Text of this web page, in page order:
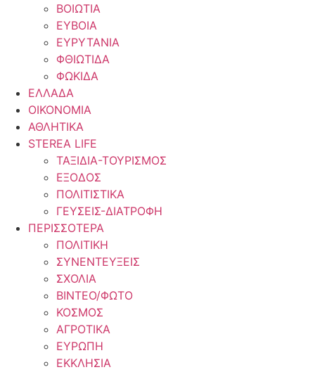
ΒΟΙΩΤΙΑ
ΕΥΒΟΙΑ
ΕΥΡΥΤΑΝΙΑ
ΦΘΙΩΤΙΔΑ
ΦΩΚΙΔΑ
ΕΛΛΑΔΑ
ΟΙΚΟΝΟΜΙΑ
ΑΘΛΗΤΙΚΑ
STEREA LIFE
ΤΑΞΙΔΙΑ-ΤΟΥΡΙΣΜΟΣ
ΕΞΟΔΟΣ
ΠΟΛΙΤΙΣΤΙΚΑ
ΓΕΥΣΕΙΣ-ΔΙΑΤΡΟΦΗ
ΠΕΡΙΣΣΟΤΕΡΑ
ΠΟΛΙΤΙΚΗ
ΣΥΝΕΝΤΕΥΞΕΙΣ
ΣΧΟΛΙΑ
ΒΙΝΤΕΟ/ΦΩΤΟ
ΚΟΣΜΟΣ
ΑΓΡΟΤΙΚΑ
ΕΥΡΩΠΗ
ΕΚΚΛΗΣΙΑ